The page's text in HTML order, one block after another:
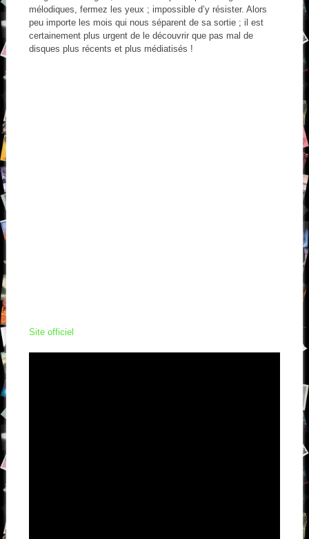
mélodiques, fermez les yeux ; impossible d’y résister. Alors
peu importe les mois qui nous séparent de sa sortie ; il est
certainement plus urgent de le découvrir que pas mal de
disques plus récents et plus médiatisés !
Site officiel